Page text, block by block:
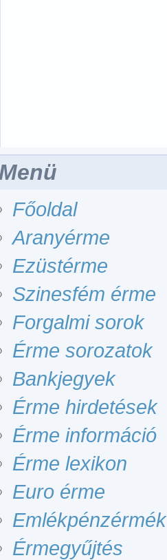
Főoldal
Aranyérme
Ezüstérme
Szinesfém érme
Forgalmi sorok
Érme sorozatok
Bankjegyek
Érme hirdetések
Érme információ
Érme lexikon
Euro érme
Emlékpénzérmék
Érmegyűjtés